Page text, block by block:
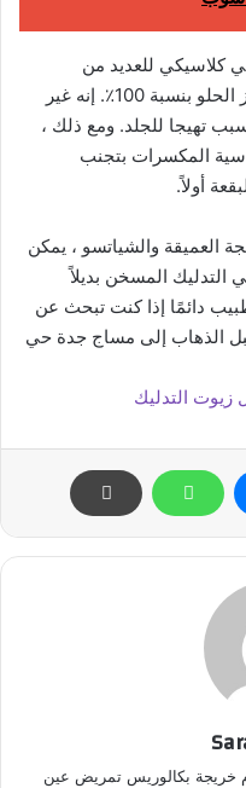
كلاسيكي للعديد من
المعالجين ، فهو يحتوي على زيت اللوز الحلو بنسبة 100٪. إنه غير
تهيجا للجلد. ومع ذلك ،
المكسرات بتجنب
أولاً.
العميقة والشياتسو ، يمكن
المسخن بديلاً
دائمًا إذا كنت تبحث عن
قبل الذهاب إلى مساج جدة حي
التدليك
خريجة بكالوريس تمريض عين